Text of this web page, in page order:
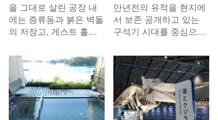
을 그대로 살린 공장 내
에는 증류동과 붉은 벽돌
의 저장고, 게스트 홀…
만년전의 유적을 현지에
서 보존 공개하고 있는
구석기 시대를 중심으…
기본정보 보기 기본정보 보기